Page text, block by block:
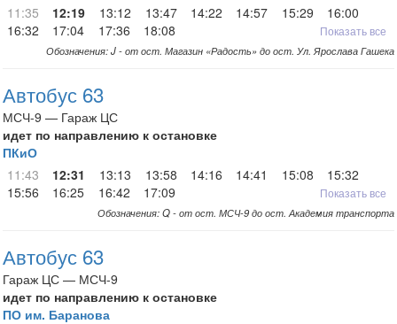
11:35
12:19 13:12 13:47 14:22 14:57 15:29
16:00
16:32
17:04 17:36 18:08 Показать все
Обозначения: J - от ост. Магазин «Радость» до ост. Ул. Ярослава Гашека
Автобус 63
МСЧ-9 — Гараж ЦС
идет по направлению к остановке
ПКиО
11:43
12:31 13:13 13:58 14:16 14:41 15:08
15:32
15:56
16:25 16:42 17:09 Показать все
Обозначения: Q - от ост. МСЧ-9 до ост. Академия транспорта
Автобус 63
Гараж ЦС — МСЧ-9
идет по направлению к остановке
ПО им. Баранова